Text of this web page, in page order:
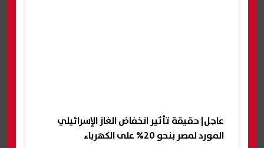
عاجل| حقيقة تأثير انخفاض الغاز الإسرائيلي
المورد لمصر بنحو 20% على الكهرباء